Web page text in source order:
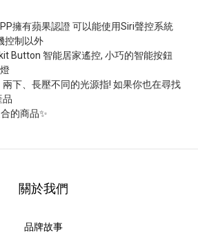
擁有蘋果認證可以能使用Siri聲控系統
控制以外
Button 智能居家遙控, 小巧的智能按鈕
下、長壓不同的光源指! 如果你也在尋找
品
的商品✨
關於我們
品牌故事